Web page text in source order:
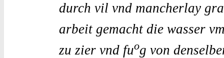
durch vil vnd mancherlay
arbeit gemacht die wasser
zu zier vnd fuog von